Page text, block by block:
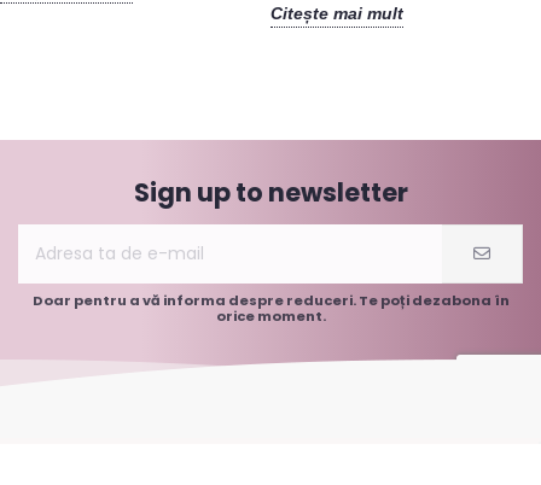
Citește mai mult
Sign up to newsletter
Doar pentru a vă informa despre reduceri. Te poți dezabona în
orice moment.